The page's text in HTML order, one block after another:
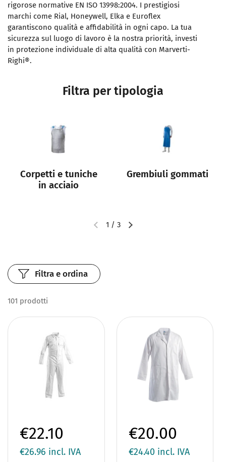
rigorose normative EN ISO 13998:2004. I prestigiosi
marchi come Rial, Honeywell, Elka e Euroflex
garantiscono qualità e affidabilità in ogni capo. La tua
sicurezza sul luogo di lavoro è la nostra priorità, investi
in protezione individuale di alta qualità con Marverti-
Righi®.
Filtra per tipologia
Corpetti e tuniche
in acciaio
Grembiuli gommati
1 / 3
101 prodotti
Filtra e ordina
€22.10
€26.96 incl. IVA
€20.00
€24.40 incl. IVA